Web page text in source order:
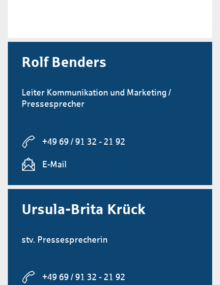
Rolf Benders
Leiter Kommunikation und Marketing /
Pressesprecher
+49 69 / 91 32 - 21 92
E-Mail
Ursula-Brita Krück
stv. Pressesprecherin
+49 69 / 91 32 - 21 92